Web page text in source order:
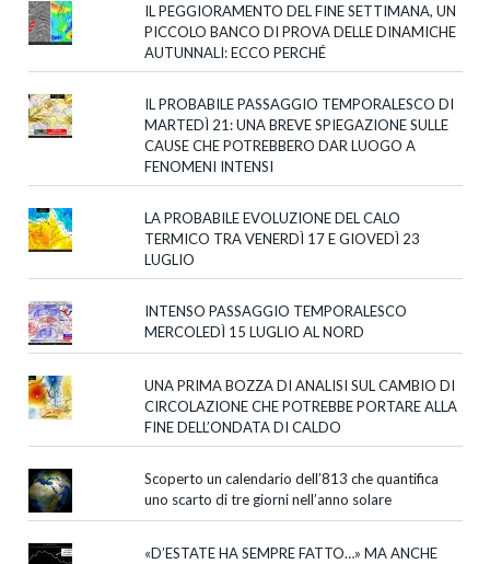
IL PEGGIORAMENTO DEL FINE SETTIMANA, UN
PICCOLO BANCO DI PROVA DELLE DINAMICHE
AUTUNNALI: ECCO PERCHÉ
IL PROBABILE PASSAGGIO TEMPORALESCO DI
MARTEDÌ 21: UNA BREVE SPIEGAZIONE SULLE
CAUSE CHE POTREBBERO DAR LUOGO A
FENOMENI INTENSI
LA PROBABILE EVOLUZIONE DEL CALO
TERMICO TRA VENERDÌ 17 E GIOVEDÌ 23
LUGLIO
INTENSO PASSAGGIO TEMPORALESCO
MERCOLEDÌ 15 LUGLIO AL NORD
UNA PRIMA BOZZA DI ANALISI SUL CAMBIO DI
CIRCOLAZIONE CHE POTREBBE PORTARE ALLA
FINE DELL’ONDATA DI CALDO
Scoperto un calendario dell’813 che quantifica
uno scarto di tre giorni nell’anno solare
«D’ESTATE HA SEMPRE FATTO…» MA ANCHE